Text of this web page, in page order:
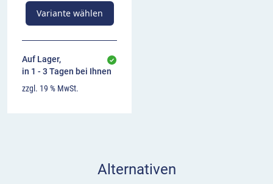
Variante wählen
Auf Lager,
in 1 - 3 Tagen bei Ihnen
zzgl. 19 % MwSt.
Alternativen